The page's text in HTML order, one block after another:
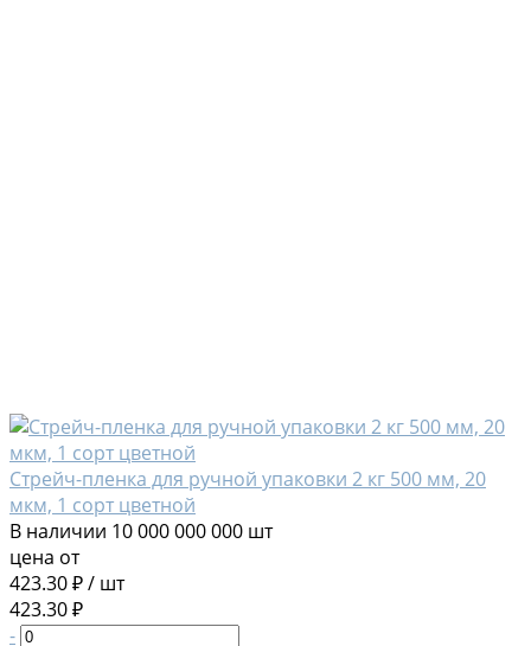
Стрейч-пленка для ручной упаковки 2 кг 500 мм, 20
мкм, 1 сорт цветной
В наличии 10 000 000 000 шт
цена от
423.30 ₽/ шт
423.30 ₽
-